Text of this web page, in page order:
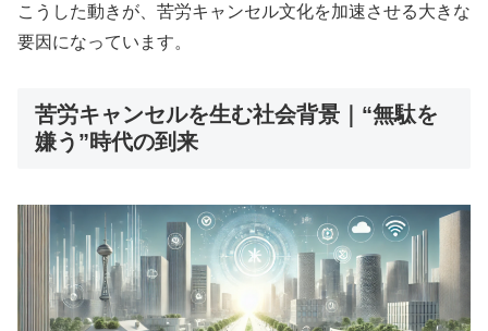
こうした動きが、苦労キャンセル文化を加速させる大きな
要因になっています。
苦労キャンセルを生む社会背景｜“無駄を
嫌う”時代の到来